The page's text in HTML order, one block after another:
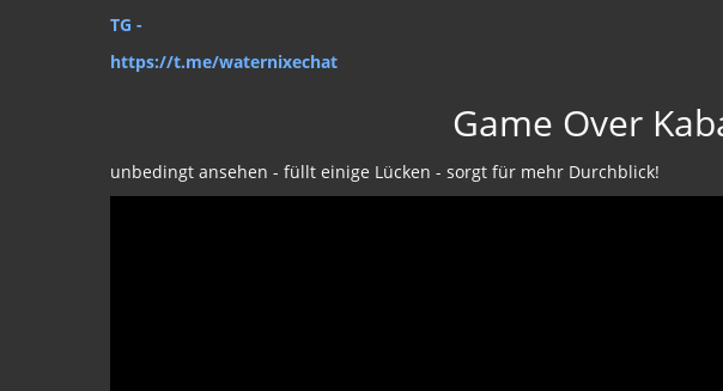
TG -
https://t.me/waternixechat
Game Over
unbedingt ansehen - füllt einige Lücken - sorgt für mehr Durchblick!